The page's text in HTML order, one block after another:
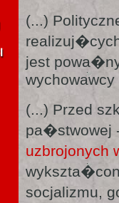
(...)
jest
(...) Przed
pa�stwowej
uzbrojonych
socjalizmu,